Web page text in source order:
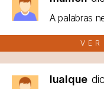
A palabras
lualque